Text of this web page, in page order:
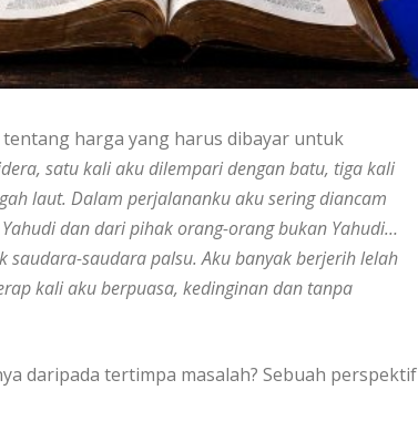
harga yang harus dibayar untuk
satu kali aku dilempari dengan batu, tiga kali
laut. Dalam perjalananku aku sering diancam
dan dari pihak orang-orang bukan Yahudi…
saudara palsu. Aku banyak berjerih lelah
kali aku berpuasa, kedinginan dan tanpa
daripada tertimpa masalah? Sebuah perspektif